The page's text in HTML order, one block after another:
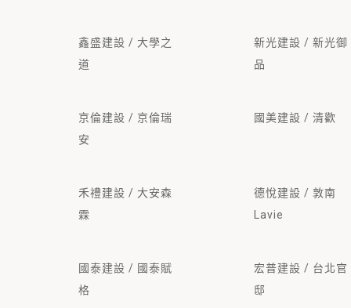
鑫盛建設 / 大學之
道
新光建設 / 新光御
品
京倫建設 / 京倫瑞
安
國美建設 / 清歡
禾禮建設 / 大安森
霖
德悅建設 / 敦南
Lavie
國泰建設 / 國泰賦
格
宏普建設 / 台北官
邸